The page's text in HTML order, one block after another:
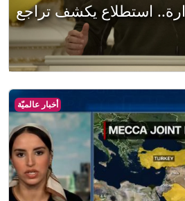
استطلاع يكشف تراجع
أخبار عالميّة